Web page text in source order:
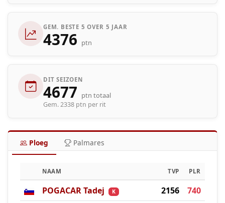
GEM. BESTE 5 OVER 5 JAAR
4376 ptn
DIT SEIZOEN
4677 ptn totaal
Gem. 2338 ptn per rit
Ploeg Palmares
NAAM TVP PLR
POGACAR Tadej K 2156
740